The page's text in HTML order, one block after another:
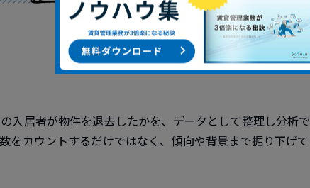
入居者が物件を退去したかを、データとして整理し分析で
をカウントするだけではなく、傾向や背景まで掘り下げて